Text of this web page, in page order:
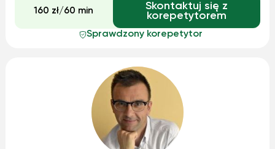
adopt practical ways of teach...
160 zł/60 min
Skontaktuj się z
korepetytorem
Sprawdzony korepetytor